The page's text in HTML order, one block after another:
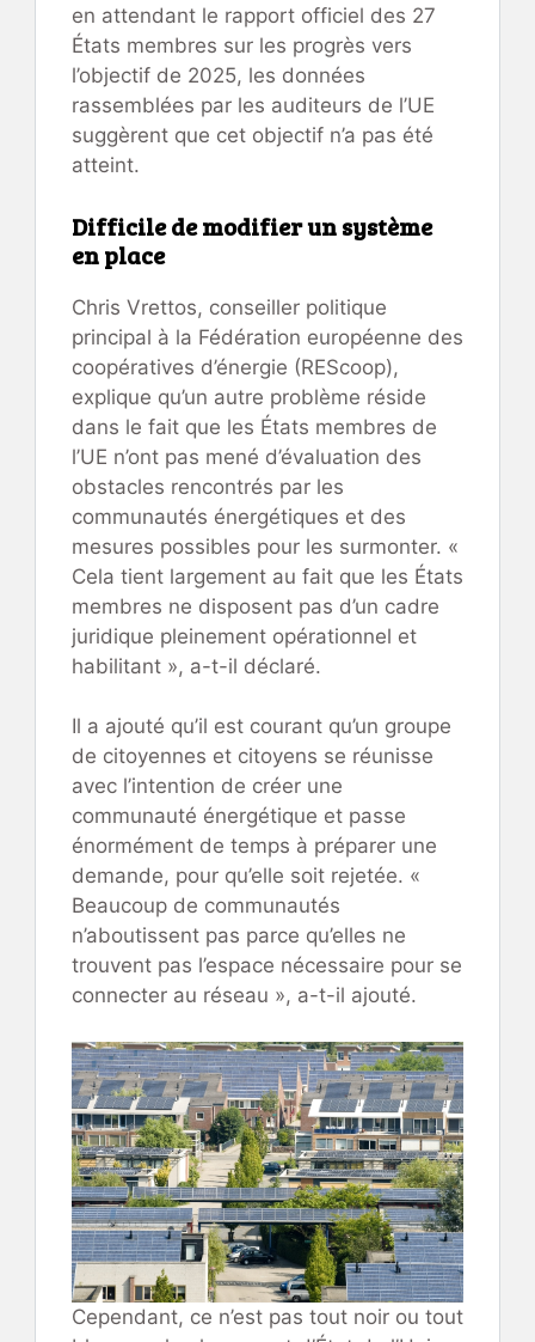
en attendant le rapport officiel des 27
États membres sur les progrès vers
l’objectif de 2025, les données
rassemblées par les auditeurs de l’UE
suggèrent que cet objectif n’a pas été
atteint.
Difficile de modifier un système
en place
Chris Vrettos, conseiller politique
principal à la Fédération européenne des
coopératives d’énergie (REScoop),
explique qu’un autre problème réside
dans le fait que les États membres de
l’UE n’ont pas mené d’évaluation des
obstacles rencontrés par les
communautés énergétiques et des
mesures possibles pour les surmonter. «
Cela tient largement au fait que les États
membres ne disposent pas d’un cadre
juridique pleinement opérationnel et
habilitant », a-t-il déclaré.
Il a ajouté qu’il est courant qu’un groupe
de citoyennes et citoyens se réunisse
avec l’intention de créer une
communauté énergétique et passe
énormément de temps à préparer une
demande, pour qu’elle soit rejetée. «
Beaucoup de communautés
n’aboutissent pas parce qu’elles ne
trouvent pas l’espace nécessaire pour se
connecter au réseau », a-t-il ajouté.
Cependant, ce n’est pas tout noir ou tout